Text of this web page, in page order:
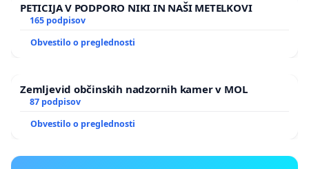
PETICIJA V PODPORO NIKI IN NAŠI METELKOVI
165 podpisov
Obvestilo o preglednosti
Zemljevid občinskih nadzornih kamer v MOL
87 podpisov
Obvestilo o preglednosti